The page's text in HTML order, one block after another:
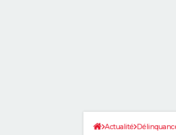
Actualité